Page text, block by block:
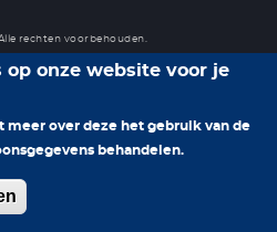
rechten voorbehouden.
onze website voor je
meer over deze het gebruik van de
behandelen.